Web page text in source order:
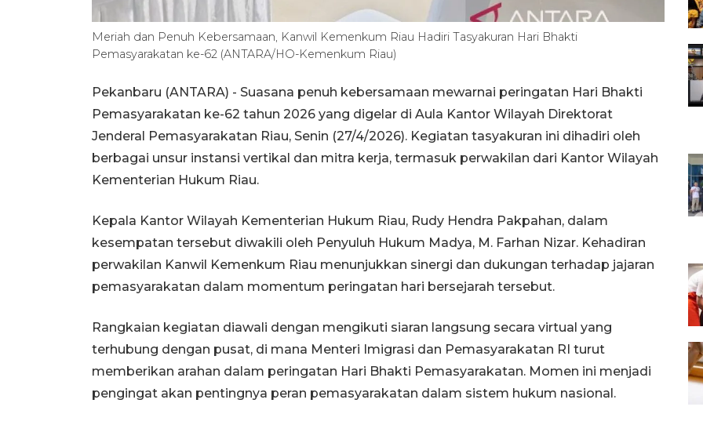
Meriah dan Penuh Kebersamaan, Kanwil Kemenkum Riau Hadiri Tasyakuran Hari Bhakti
Pemasyarakatan ke-62 (ANTARA/HO-Kemenkum Riau)
Pekanbaru (ANTARA) - Suasana penuh kebersamaan mewarnai peringatan Hari Bhakti
Pemasyarakatan ke-62 tahun 2026 yang digelar di Aula Kantor Wilayah Direktorat
Jenderal Pemasyarakatan Riau, Senin (27/4/2026). Kegiatan tasyakuran ini dihadiri oleh
berbagai unsur instansi vertikal dan mitra kerja, termasuk perwakilan dari Kantor Wilayah
Kementerian Hukum Riau.
Kepala Kantor Wilayah Kementerian Hukum Riau, Rudy Hendra Pakpahan, dalam
kesempatan tersebut diwakili oleh Penyuluh Hukum Madya, M. Farhan Nizar. Kehadiran
perwakilan Kanwil Kemenkum Riau menunjukkan sinergi dan dukungan terhadap jajaran
pemasyarakatan dalam momentum peringatan hari bersejarah tersebut.
Rangkaian kegiatan diawali dengan mengikuti siaran langsung secara virtual yang
terhubung dengan pusat, di mana Menteri Imigrasi dan Pemasyarakatan RI turut
memberikan arahan dalam peringatan Hari Bhakti Pemasyarakatan. Momen ini menjadi
pengingat akan pentingnya peran pemasyarakatan dalam sistem hukum nasional.